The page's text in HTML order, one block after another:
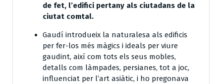
de fet, l’edifici pertany als ciutadans de la
ciutat comtal.
Gaudí introdueix la naturalesa als edificis
per fer-los més màgics i ideals per viure
gaudint, així com tots els seus mobles,
detalls com làmpades, persianes, tot a joc,
influenciat per l’art asiàtic, i ho pregonava